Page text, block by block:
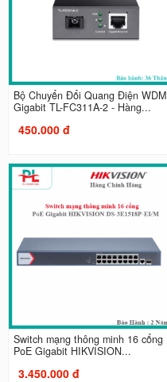
Bộ Chuyển Đổi Quang Điện WDM
Gigabit TL-FC311A-2 - Hàng...
450.000 đ
Switch mạng thông minh 16 cổng
PoE Gigabit HIKVISION...
3.450.000 đ